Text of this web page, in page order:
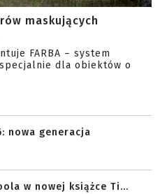
maskujących
FARBA – system
dla obiektów o
nowa generacja
w nowej książce Ti...